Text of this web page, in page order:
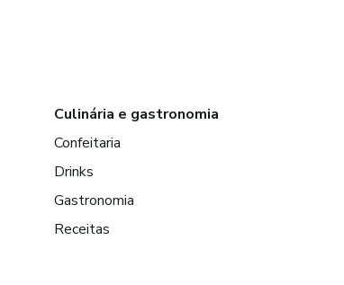
Culinária e gastronomia
Confeitaria
Drinks
Gastronomia
Receitas